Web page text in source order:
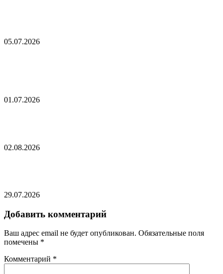
05.07.2026
01.07.2026
02.08.2026
29.07.2026
Добавить комментарий
Ваш адрес email не будет опубликован. Обязательные поля
помечены *
Комментарий *